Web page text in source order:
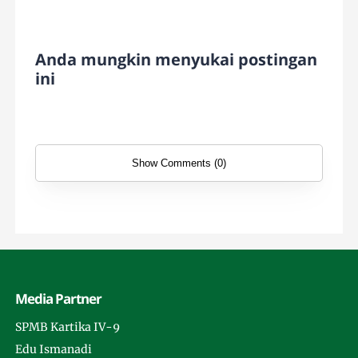
Anda mungkin menyukai postingan
ini
Show Comments (0)
Media Partner
SPMB Kartika IV-9
Edu Ismanadi